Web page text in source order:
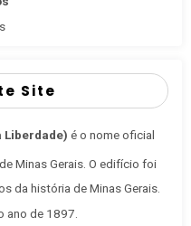
Site
Liberdade) é o nome oficial
Minas Gerais . O edifício foi
da história de Minas Gerais.
ano de 1897.